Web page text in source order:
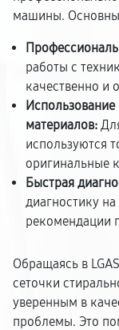
машины.
работы с
качественно и
Использование
материалов:
используются
оригинальные
Быстрая
диагностику
рекомендации
Обращаясь в
сеточки
уверенным в
проблемы. Это